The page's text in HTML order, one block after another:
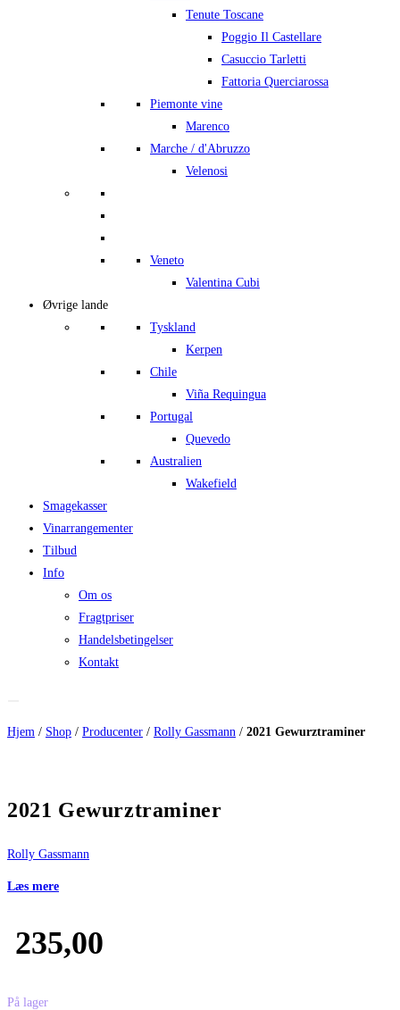
Tenute Toscane
Poggio Il Castellare
Casuccio Tarletti
Fattoria Querciarossa
Piemonte vine
Marenco
Marche / d'Abruzzo
Velenosi
Veneto
Valentina Cubi
Øvrige lande
Tyskland
Kerpen
Chile
Viña Requingua
Portugal
Quevedo
Australien
Wakefield
Smagekasser
Vinarrangementer
Tilbud
Info
Om os
Fragtpriser
Handelsbetingelser
Kontakt
Hjem / Shop / Producenter / Rolly Gassmann / 2021 Gewurztraminer
2021 Gewurztraminer
Rolly Gassmann
Læs mere
235,00
På lager